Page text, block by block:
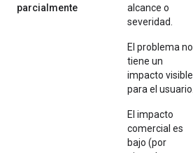
parcialmente
alcance o
severidad.
El problema no
tiene un
impacto visible
para el usuario.
El impacto
comercial es
bajo (por